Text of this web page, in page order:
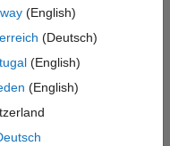
(English)
(Deutsch)
(English)
(English)
ステータス